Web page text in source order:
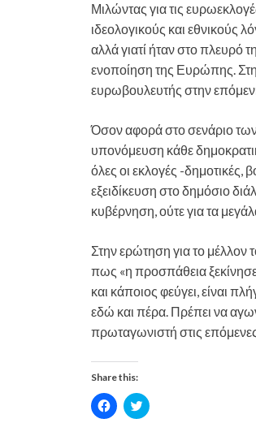
Μιλώντας για τις
ιδεολογικούς και εθνικούς
αλλά γιατί ήταν στο πλευρό
ενοποίηση της Ευρώπης.
ευρωβουλευτής στην
Όσον αφορά στο σενάριο
υπονόμευση κάθε
όλες οι εκλογές -δημοτικές,
εξειδίκευση στο δημόσιο
κυβέρνηση, ούτε για τα
Στην ερώτηση για το
πως «η προσπάθεια
και κάποιος φεύγει, είναι
εδώ και πέρα. Πρέπει να
πρωταγωνιστή στις
Share this:
C
l
C
l